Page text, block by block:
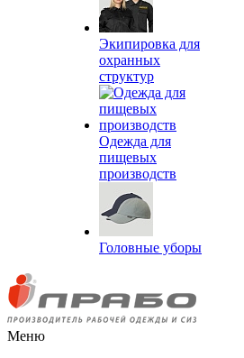
Экипировка для
охранных
структур
Одежда для
пищевых
производств
Головные уборы
Меню